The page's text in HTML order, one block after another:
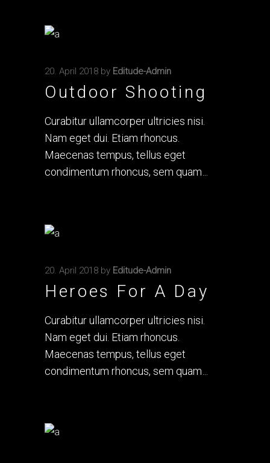
20. April 2018 by Editude-Admin
Outdoor Shooting
Curabitur ullamcorper ultricies nisi.
Nam eget dui. Etiam rhoncus.
Maecenas tempus, tellus eget
condimentum rhoncus, sem quam
20. April 2018 by Editude-Admin
Heroes For A Day
Curabitur ullamcorper ultricies nisi.
Nam eget dui. Etiam rhoncus.
Maecenas tempus, tellus eget
condimentum rhoncus, sem quam